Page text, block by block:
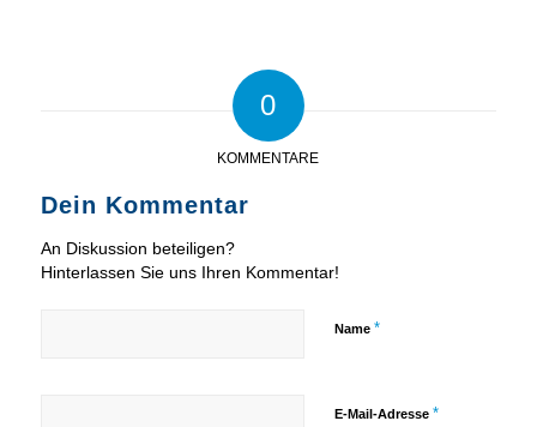
0
KOMMENTARE
Dein Kommentar
An Diskussion beteiligen?
Hinterlassen Sie uns Ihren Kommentar!
Name *
E-Mail-Adresse *